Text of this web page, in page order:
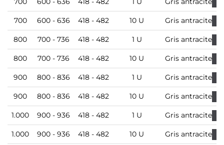
700 600 - 636 418 - 482 10 U Gris antracite
800 700 - 736 418 - 482 1 U Gris antracite
800 700 - 736 418 - 482 10 U Gris antracite
900 800 - 836 418 - 482 1 U Gris antracite
900 800 - 836 418 - 482 10 U Gris antracite
1.000 900 - 936 418 - 482 1 U Gris antracite
1.000 900 - 936 418 - 482 10 U Gris antracite